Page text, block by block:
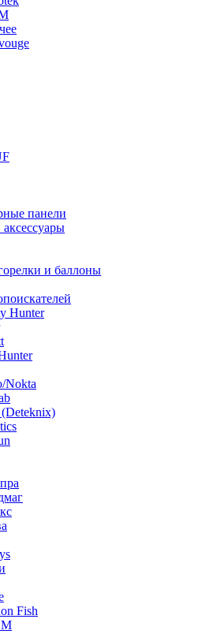
панели
и баллоны
Hunter
Nokta
Fish